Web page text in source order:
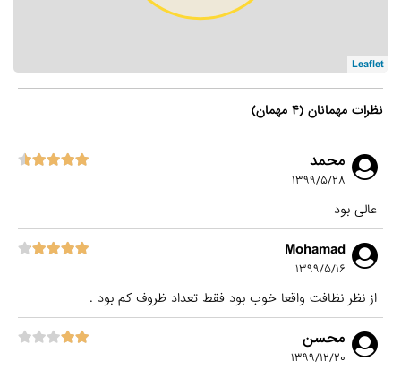
Leaflet
نظرات مهمانان (۴ مهمان)
محمد
۱۳۹۹/۵/۲۸
عالی بود
Mohamad
۱۳۹۹/۵/۱۶
از نظر نظافت واقعا خوب بود فقط تعداد ظروف کم بود .
محسن
۱۳۹۹/۱۲/۲۰